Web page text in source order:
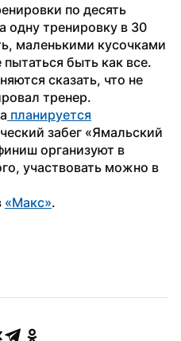
по десять
одну тренировку в 30
маленькими кусочками
быть как все.
сказать, что не
тренер.
планируется
забег «Ямальский
организуют в
участвовать можно в
«Mакс».